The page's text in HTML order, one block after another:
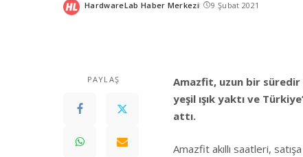
Posted
HardwareLab Haber Merkezi 9 Şubat 2021
PAYLAŞ
Amazfit, uzun bir
yeşil ışık yaktı ve
attı.
Amazfit akıllı saatleri,